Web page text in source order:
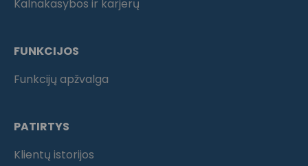
Kalnakasybos ir karjerų
FUNKCIJOS
Funkcijų apžvalga
PATIRTYS
Klientų istorijos